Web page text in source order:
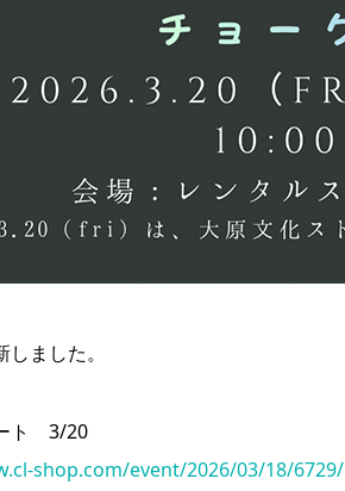
ました。
ート 3/20
shop.com/event/2026/03/18/6729/